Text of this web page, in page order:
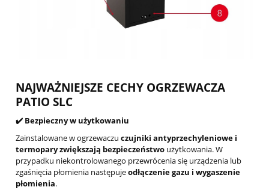
NAJWAŻNIEJSZE CECHY OGRZEWACZA
PATIO SLC
✔️ Bezpieczny w użytkowaniu
Zainstalowane w ogrzewaczu czujniki antyprzechyleniowe i
termopary zwiększają bezpieczeństwo użytkowania. W
przypadku niekontrolowanego przewrócenia się urządzenia lub
zgaśnięcia płomienia następujeodłączenie gazu i wygaszenie
płomienia.